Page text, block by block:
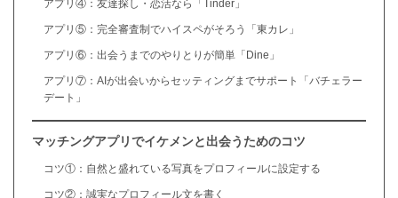
アプリ④：友達探し・恋活なら「Tinder」
アプリ⑤：完全審査制でハイスペがそろう「東カレ」
アプリ⑥：出会うまでのやりとりが簡単「Dine」
アプリ⑦：AIが出会いからセッティングまでサポート「バチェラー
デート」
マッチングアプリでイケメンと出会うためのコツ
コツ①：自然と盛れている写真をプロフィールに設定する
コツ②：誠実なプロフィール文を書く